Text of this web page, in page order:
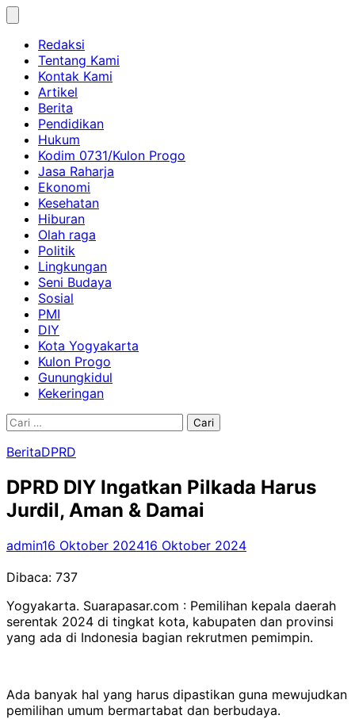
Skip
contentRedaksi
Tentang Kami
Kontak Kami
Artikel
Berita
Pendidikan
Hukum
Kodim 0731/Kulon Progo
Jasa Raharja
Ekonomi
Kesehatan
Hiburan
Olah raga
Politik
Lingkungan
Seni Budaya
Sosial
PMI
DIY
Kota Yogyakarta
Kulon Progo
Gunungkidul
Kekeringan
Cari
BeritaDPRD
DPRD DIY Ingatkan Pilkada Harus
Jurdil, Aman & Damai
admin16 Oktober 202416 Oktober 2024
Dibaca: 737
Yogyakarta. Suarapasar.com : Pemilihan kepala daerah
serentak 2024 di tingkat kota, kabupaten dan provinsi
yang ada di Indonesia bagian rekrutmen pemimpin.
Ada banyak hal yang harus dipastikan guna mewujudkan
pemilihan umum bermartabat dan berbudaya.